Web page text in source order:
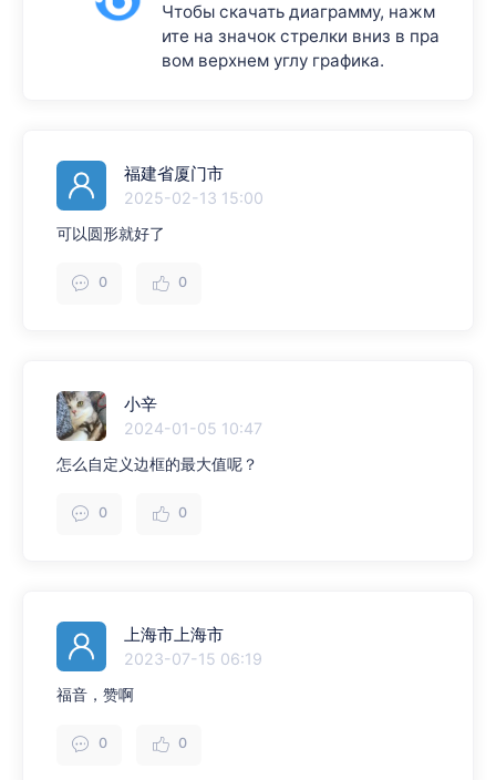
Чтобы скачать диаграмму, нажм
ите на значок стрелки вниз в пра
вом верхнем углу графика.
福建省厦门市
2025-02-13 15:00
可以圆形就好了
0 0
小辛
2024-01-05 10:47
怎么自定义边框的最大值呢？
0 0
上海市上海市
2023-07-15 06:19
福音，赞啊
0 0